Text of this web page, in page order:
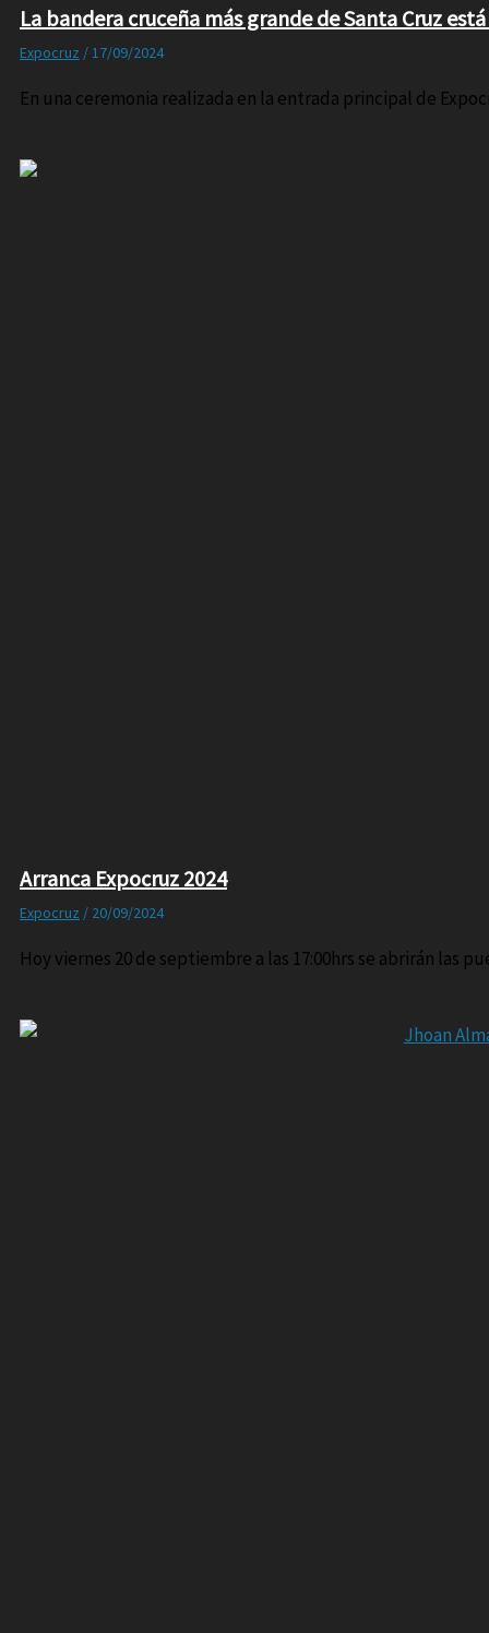
La bandera cruceña más grande de Santa Cruz
Expocruz /17/09/2024
En una ceremonia realizada en la entrada principal de
Arranca Expocruz 2024
Expocruz / 20/09/2024
Hoy viernes 20 de septiembre a las 17:00hrs se abrirán las